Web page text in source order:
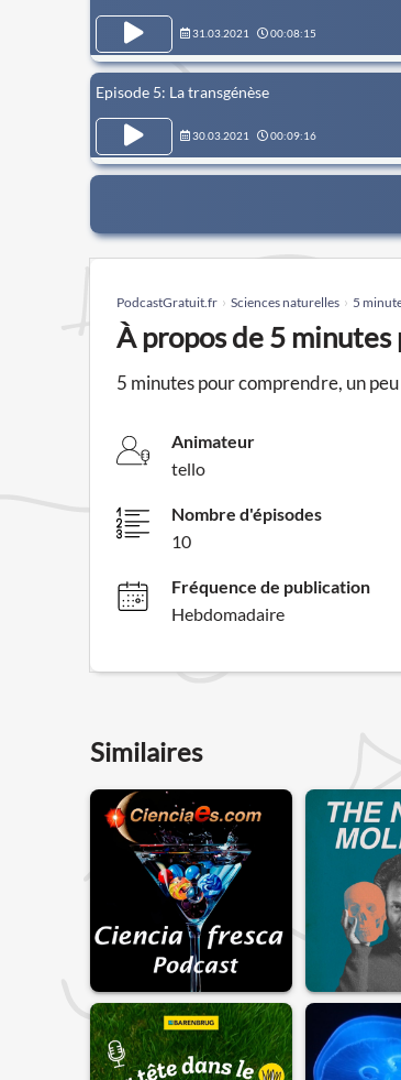
31.03.2021 00:08:15
Episode 5: La transgénèse
30.03.2021 00:09:16
PodcastGratuit.fr Sciences naturelles 5
À propos de 5 minutes
5 minutes pour comprendre, un
Animateur
tello
Nombre d'épisodes
10
Fréquence de publication
Hebdomadaire
Similaires